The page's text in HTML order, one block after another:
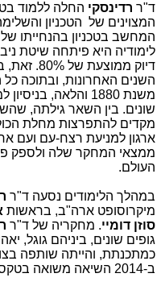
ד"ר רדינסקי
המצוינים של הטכניון
המחשב בטכניון בהנחייתו
לימודיה היא פיתחה שיטת
השנים האחרונות, ובתוכה
משנת 1880 והלאה,
שונים. בין השאר גילתה,
מקדים להתפרצות מחלת
ארגון למניעת רצח-עם ועם
ממצאי המחקר שלה ולספק
העולם.
במהלך הלימודים נסעה ד"ר
מיקרוסופט ארה"ב, בראשות
סוזן דומיי. מחקריה של ד"ר
גופים שונים, ביניהם גוגל,
כמתכנתת, והייתה שותפה
ב-2014 השיאה משואה בטקס הדלקת המשואות ביום העצמאות.